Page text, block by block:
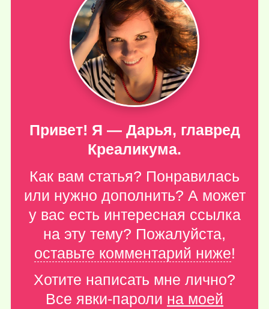
Привет! Я — Дарья, главред
Креаликума.
Как вам статья? Понравилась
или нужно дополнить? А может
у вас есть интересная ссылка
на эту тему? Пожалуйста,
оставьте комментарий ниже!
Хотите написать мне лично?
Все явки-пароли на моей